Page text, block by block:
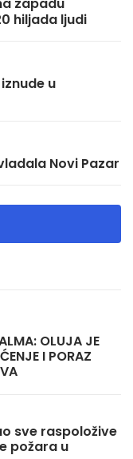
zapadu
hiljada ljudi
iznude u
Novi Pazar
OLUJA JE
I PORAZ
sve raspoložive
požara u